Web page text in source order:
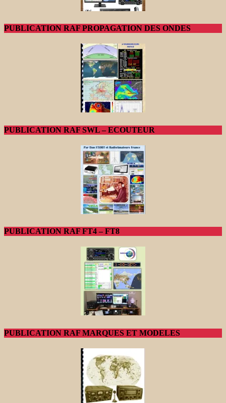
PUBLICATION RAF PROPAGATION DES ONDES
PUBLICATION RAF SWL – ECOUTEUR
PUBLICATION RAF FT4 – FT8
PUBLICATION RAF MARQUES ET MODELES